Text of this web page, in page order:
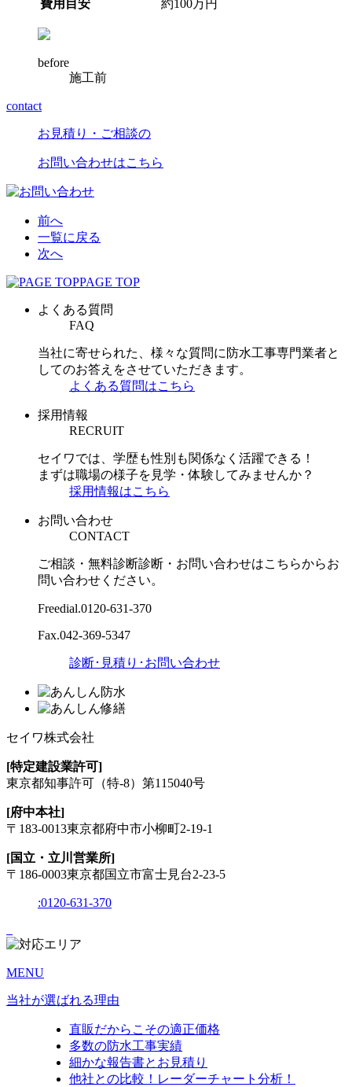
費用目安 約100万円
before
施工前
contact
お見積り・ご相談の
お問い合わせはこちら
前へ
一覧に戻る
次へ
PAGE TOP
よくある質問
FAQ
当社に寄せられた、様々な質問に防水工事専門業者と
してのお答えをさせていただきます。
よくある質問はこちら
採用情報
RECRUIT
セイワでは、学歴も性別も関係なく活躍できる！
まずは職場の様子を見学・体験してみませんか？
採用情報はこちら
お問い合わせ
CONTACT
ご相談・無料診断診断・お問い合わせはこちらからお
問い合わせください。
Freedial.0120-631-370
Fax.042-369-5347
診断･見積り･お問い合わせ
セイワ株式会社
[特定建設業許可]
東京都知事許可 （特-8）第115040号
[府中本社]
〒183-0013東京都府中市小柳町2-19-1
[国立・立川営業所]
〒186-0003東京都国立市富士見台2-23-5
:0120-631-370
MENU
当社が選ばれる理由
直販だからこその適正価格
多数の防水工事実績
細かな報告書とお見積り
他社との比較！レーダーチャート分析！